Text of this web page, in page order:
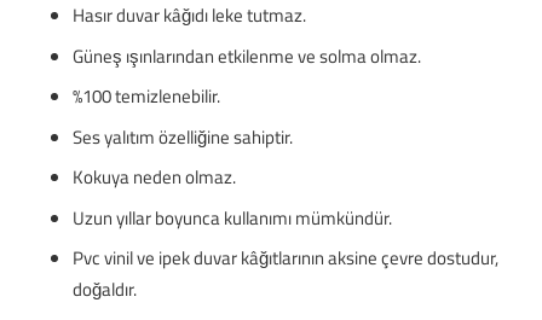
Hasır duvar kâğıdı leke tutmaz.
Güneş ışınlarından etkilenme ve solma olmaz.
%100 temizlenebilir.
Ses yalıtım özelliğine sahiptir.
Kokuya neden olmaz.
Uzun yıllar boyunca kullanımı mümkündür.
Pvc vinil ve ipek duvar kâğıtlarının aksine çevre dostudur,
doğaldır.